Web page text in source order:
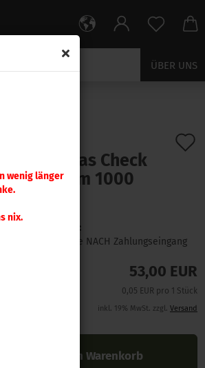
wenig länger
nix.
ÜBER UNS
Hornady Gas Check
/ 5,6 mm 1000
Lieferzeit:
1 Woche NACH Zahlungseingang
53,00 EUR
0,05 EUR pro 1 Stück
inkl. 19% MwSt. zzgl. Versand
In den Warenkorb